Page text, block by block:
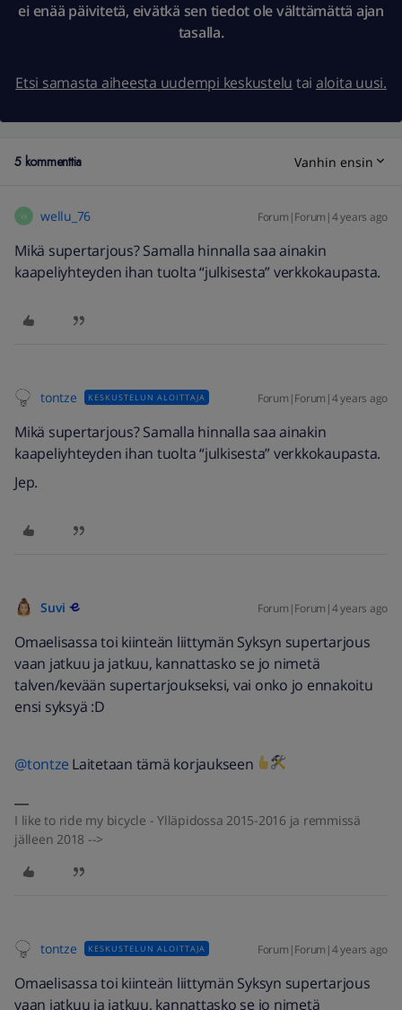
ei enää päivitetä, eivätkä sen tiedot ole välttämättä ajan
tasalla.
Etsi samasta aiheesta uudempi keskustelu tai aloita uusi.
5 kommenttia Vanhin ensin
W wellu_76 Forum|Forum|4 years ago
Mikä supertarjous? Samalla hinnalla saa ainakin
kaapeliyhteyden ihan tuolta “julkisesta” verkkokaupasta.
tontze KESKUSTELUN ALOITTAJA Forum|Forum|4 years ago
Mikä supertarjous? Samalla hinnalla saa ainakin
kaapeliyhteyden ihan tuolta “julkisesta” verkkokaupasta.
Jep.
Suvi Forum|Forum|4 years ago
Omaelisassa toi kiinteän liittymän Syksyn supertarjous
vaan jatkuu ja jatkuu, kannattasko se jo nimetä
talven/kevään supertarjoukseksi, vai onko jo ennakoitu
ensi syksyä :D
@tontze Laitetaan tämä korjaukseen
I like to ride my bicycle - Ylläpidossa 2015-2016 ja remmissä
jälleen 2018 -->
tontze KESKUSTELUN ALOITTAJA Forum|Forum|4 years ago
Omaelisassa toi kiinteän liittymän Syksyn supertarjous
vaan jatkuu ja jatkuu, kannattasko se jo nimetä